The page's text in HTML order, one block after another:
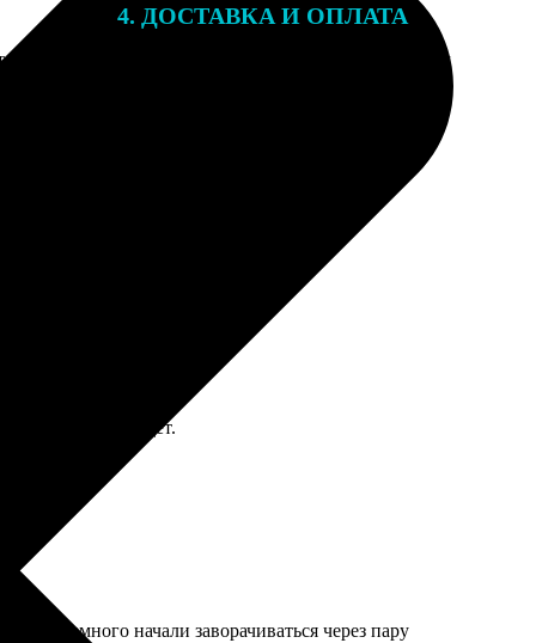
После
4. ДОСТАВКА И ОПЛАТА
Подарочный сертификат мы отправляем
что так будет.
немного начали заворачиваться через пару